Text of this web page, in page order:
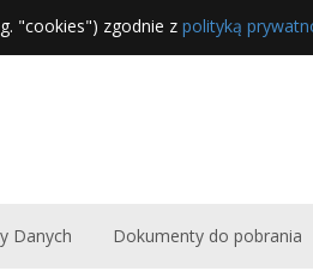
"cookies") zgodnie z polityką
Danych Dokumenty do pobrania